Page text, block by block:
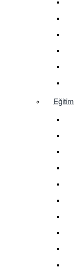
Eğitim